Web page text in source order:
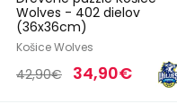
Wolves - 402 dielov
(36x36cm)
Košice Wolves
42,90€ 34,90€